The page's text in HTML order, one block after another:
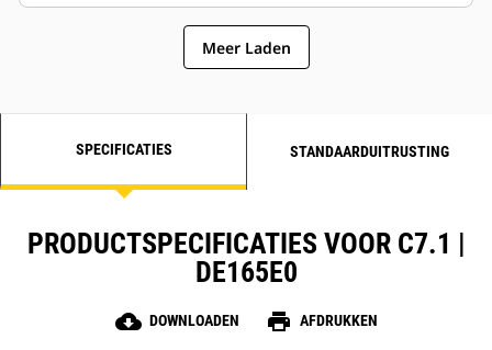
Meer Laden
SPECIFICATIES STANDAARDUITRUSTING
PRODUCTSPECIFICATIES VOOR C7.1 |
DE165E0
cloud_download DOWNLOADEN print AFDRUKKEN